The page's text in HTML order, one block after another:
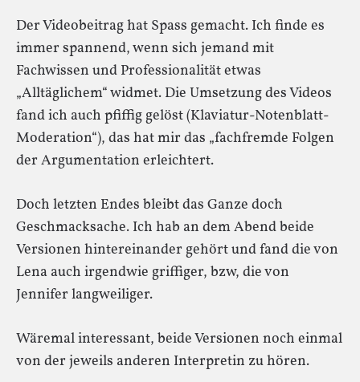
Der Videobeitrag hat Spass gemacht. Ich finde es
immer spannend, wenn sich jemand mit
Fachwissen und Professionalität etwas
„Alltäglichem“ widmet. Die Umsetzung des Videos
fand ich auch pfiffig gelöst (Klaviatur-Notenblatt-
Moderation“), das hat mir das „fachfremde Folgen
der Argumentation erleichtert.
Doch letzten Endes bleibt das Ganze doch
Geschmacksache. Ich hab an dem Abend beide
Versionen hintereinander gehört und fand die von
Lena auch irgendwie griffiger, bzw, die von
Jennifer langweiliger.
Wäremal interessant, beide Versionen noch einmal
von der jeweils anderen Interpretin zu hören.